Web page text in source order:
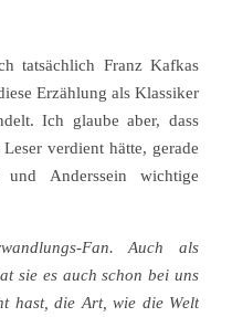
tatsächlich Franz Kafkas
Erzählung als Klassiker
Ich glaube aber, dass
verdient hätte, gerade
Anderssein wichtige
Fan. Auch als
sie es auch schon bei uns
hast, die Art, wie die Welt